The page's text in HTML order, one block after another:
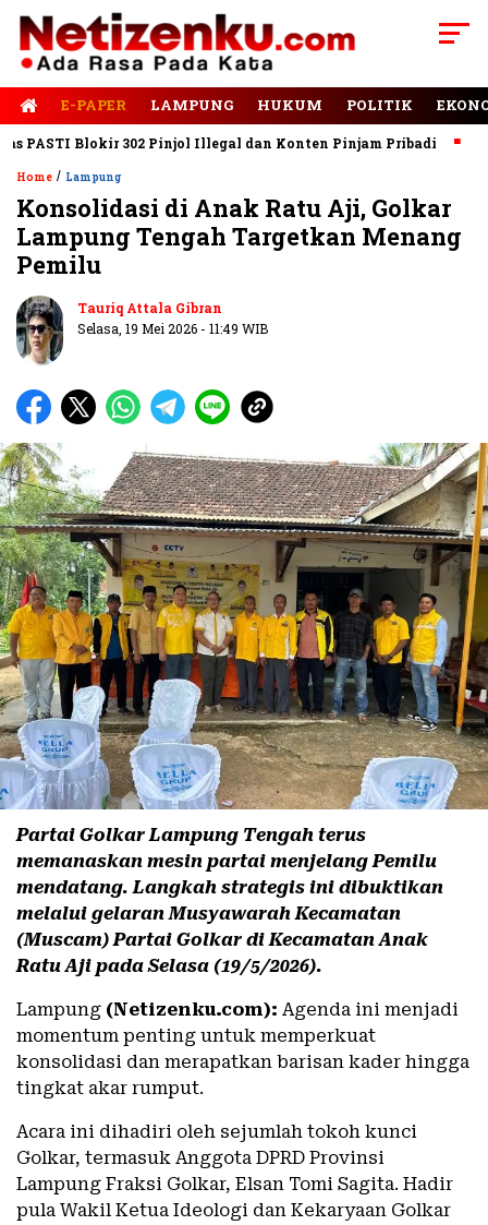
E-PAPER LAMPUNG HUKUM POLITIK
Blokir 302 Pinjol Illegal dan Konten Pinjam Pribadi
Home / Lampung
Konsolidasi di Anak Ratu Aji, Golkar
Lampung Tengah Targetkan Menang
Pemilu
Tauriq Attala Gibran
Selasa, 19 Mei 2026 - 11:49 WIB
Partai Golkar Lampung Tengah terus
memanaskan mesin partai menjelang Pemilu
mendatang. Langkah strategis ini dibuktikan
melalui gelaran Musyawarah Kecamatan
(Muscam) Partai Golkar di Kecamatan Anak
Ratu Aji pada Selasa (19/5/2026).
Lampung (Netizenku.com): Agenda ini menjadi
momentum penting untuk memperkuat
konsolidasi dan merapatkan barisan kader hingga
tingkat akar rumput.
Acara ini dihadiri oleh sejumlah tokoh kunci
Golkar, termasuk Anggota DPRD Provinsi
Lampung Fraksi Golkar, Elsan Tomi Sagita. Hadir
pula Wakil Ketua Ideologi dan Kekaryaan Golkar